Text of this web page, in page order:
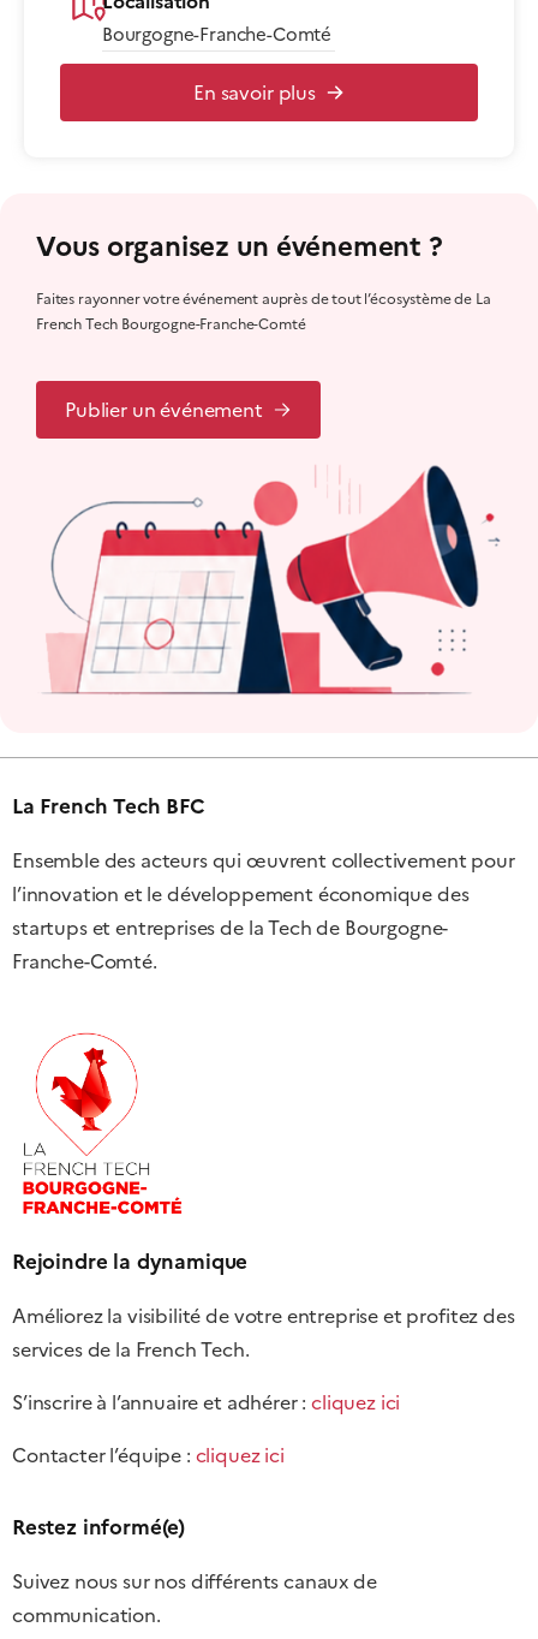
Bourgogne-Franche-Comté
En savoir plus
Vous organisez un événement ?
Faites rayonner votre événement auprès de tout l’écosystème de La
French Tech Bourgogne-Franche-Comté
Publier un événement
La French Tech BFC
Ensemble des acteurs qui œuvrent collectivement pour
l’innovation et le développement économique des
startups et entreprises de la Tech de Bourgogne-
Franche-Comté.
Rejoindre la dynamique
Améliorez la visibilité de votre entreprise et profitez des
services de la French Tech.
S’inscrire à l’annuaire et adhérer :cliquez ici
Contacter l’équipe : cliquez ici
Restez informé(e)
Suivez nous sur nos différents canaux de
communication.